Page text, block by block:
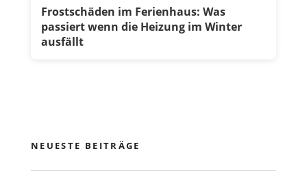
Frostschäden im Ferienhaus: Was
passiert wenn die Heizung im Winter
ausfällt
NEUESTE BEITRÄGE